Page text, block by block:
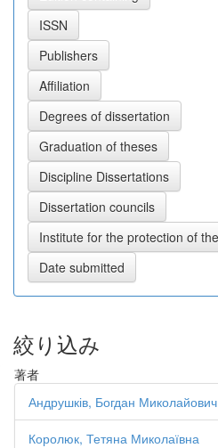
絞り込み
著者
Андрушків, Богдан Миколайович
Королюк, Тетяна Миколаївна